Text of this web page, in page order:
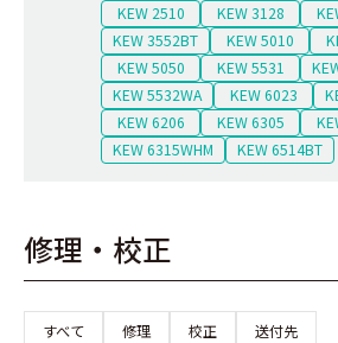
KEW 2510
KEW 3128
KEW 3552BT
KEW 5010
KEW 5050
KEW 5531
KEW 5532WA
KEW 6023
KEW 6206
KEW 6305
KEW 6315WHM
KEW 6514BT
修理・校正
すべて 修理 校正 送付先